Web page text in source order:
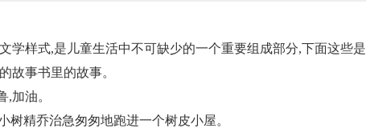
学样式,是儿童生活中不可缺少的一个重要组成部分,下面这些是
故事书里的故事。
,加油。
树精乔治急匆匆地跑进一个树皮小屋。